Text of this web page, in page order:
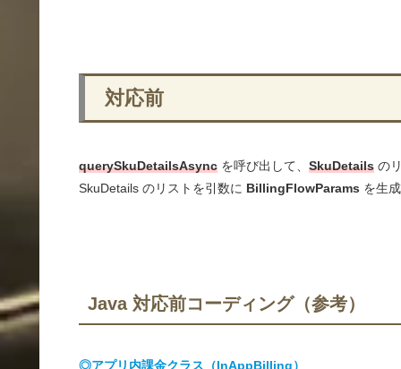
対応前
querySkuDetailsAsync を呼び出して、 SkuDetails の
SkuDetails のリストを引数に BillingFlowParams を生
Java 対応前コーディング（参考）
◎アプリ内課金クラス（InAppBilling）